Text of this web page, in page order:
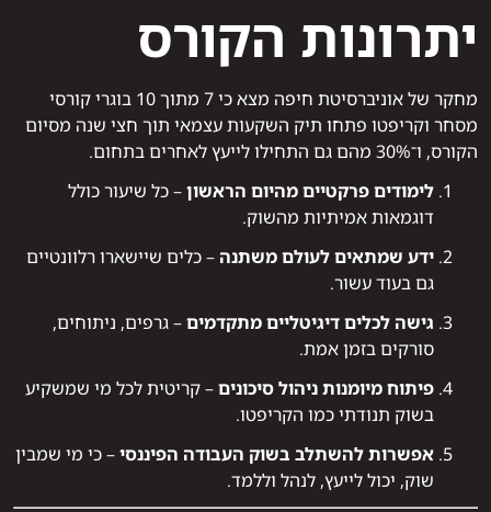
יתרונות הקורס
מחקר של אוניברסיטת חיפה מצא כי 7 מתוך 10 בוגרי קורסי
מסחר וקריפטו פתחו תיק השקעות עצמאי תוך חצי שנה מסיום
הקורס, ו־30% מהם גם התחילו לייעץ לאחרים בתחום.
לימודים פרקטיים מהיום הראשון– כל שיעור כולל
דוגמאות אמיתיות מהשוק.
ידע שמתאים לעולם משתנה – כלים שיישארו רלוונטיים
גם בעוד עשור.
גישה לכלים דיגיטליים מתקדמים– גרפים, ניתוחים,
סורקים בזמן אמת.
פיתוח מיומנות ניהול סיכונים– קריטית לכל מי שמשקיע
בשוק תנודתי כמו הקריפטו.
אפשרות להשתלב בשוק העבודה הפיננסי– כי מי שמבין
שוק, יכול לייעץ, לנהל וללמד.